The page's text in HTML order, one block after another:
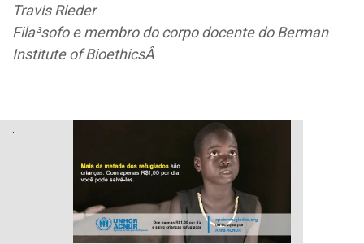
Travis Rieder
Fila³sofo e membro do corpo docente do Berman
Institute of BioethicsÂ
.